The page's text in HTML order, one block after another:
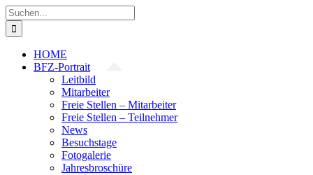
Zum
Inhalt
springen
Suche
nach:
HOME
BFZ-Portrait
Leitbild
Mitarbeiter
Freie Stellen – Mitarbeiter
Freie Stellen – Teilnehmer
News
Besuchstage
Fotogalerie
Jahresbroschüre